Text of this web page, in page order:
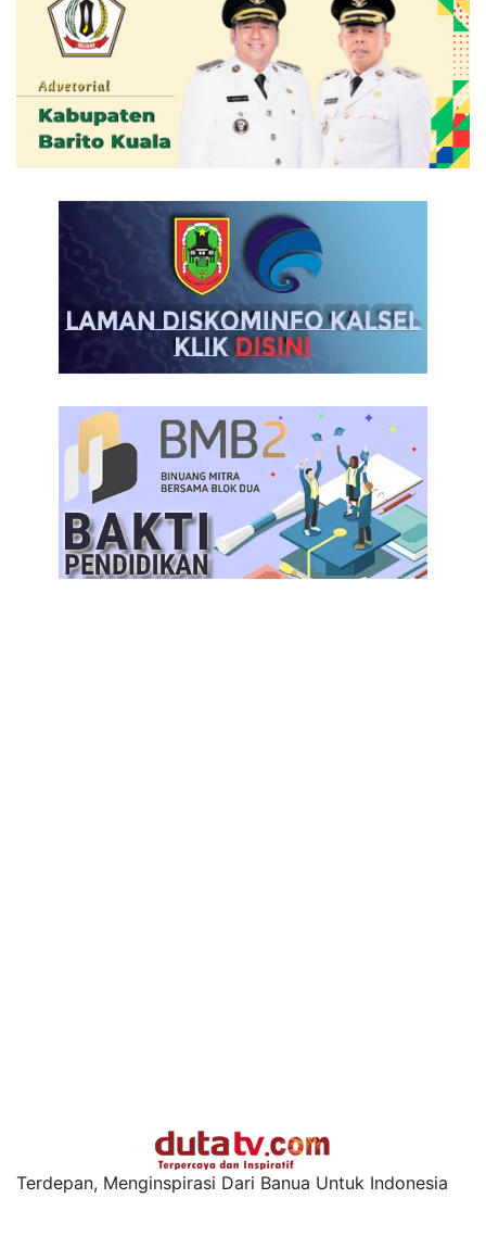
Terdepan, Menginspirasi Dari Banua Untuk Indonesia